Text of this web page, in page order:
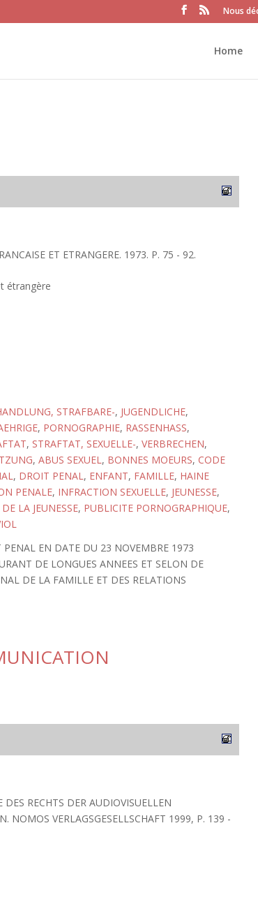
Nous
Home
ET ETRANGERE. 1973. P. 75 - 92.
étrangère
STRAFBARE-, JUGENDLICHE,
, PORNOGRAPHIE, RASSENHASS,
, STRAFTAT, SEXUELLE-, VERBRECHEN,
, ABUS SEXUEL, BONNES MOEURS, CODE
, DROIT PENAL, ENFANT, FAMILLE, HAINE
PENALE, INFRACTION SEXUELLE, JEUNESSE,
LA JEUNESSE, PUBLICITE PORNOGRAPHIQUE,
EN DATE DU 23 NOVEMBRE 1973
DE LONGUES ANNEES ET SELON DE
DE LA FAMILLE ET DES RELATIONS
RECHTS DER AUDIOVISUELLEN
NOMOS VERLAGSGESELLSCHAFT 1999, P. 139 -